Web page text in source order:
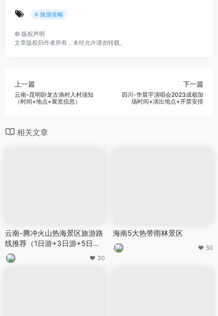
# 旅游攻略
© 版权声明
文章版权归作者所有，未经允许请勿转载。
上一篇
云南-昆明卧龙古渔村入村须知
（时间+地点+展览信息）
下一篇
四川-华晨宇演唱会2023成都加
场时间+演出地点+开票安排
相关文章
云南-腾冲火山热海景区旅游路
线推荐（1日游+3日游+5日
游）
30
海南5大热带雨林景区
50